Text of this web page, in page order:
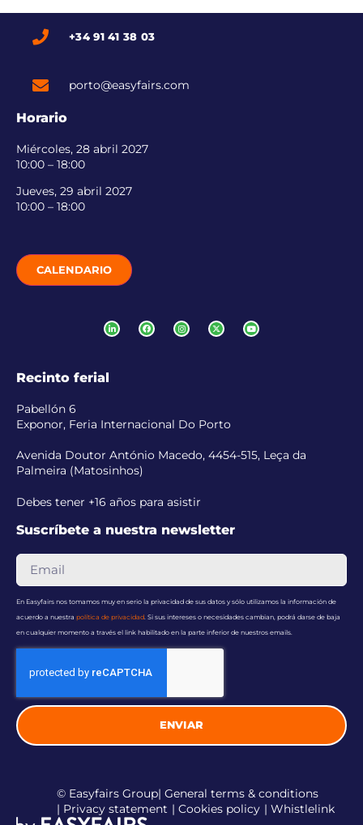
+34 91 41 38 03
porto@easyfairs.com
Horario
Miércoles, 28 abril 2027
10:00 – 18:00
Jueves, 29 abril 2027
10:00 – 18:00
CALENDARIO
Recinto ferial
Pabellón 6
Exponor, Feria Internacional Do Porto
Avenida Doutor António Macedo, 4454-515, Leça da
Palmeira (Matosinhos)
Debes tener +16 años para asistir
Suscríbete a nuestra newsletter
En Easyfairs nos tomamos muy en serio la privacidad de sus datos y sólo utilizamos la información de
acuerdo a nuestra política de privacidad . Si sus intereses o necesidades cambian, podrá darse de baja
en cualquier momento a través el link habilitado en la parte inferior de nuestros emails.
ENVIAR
© Easyfairs Group| General terms & conditions
| Privacy statement | Cookies policy | Whistlelink